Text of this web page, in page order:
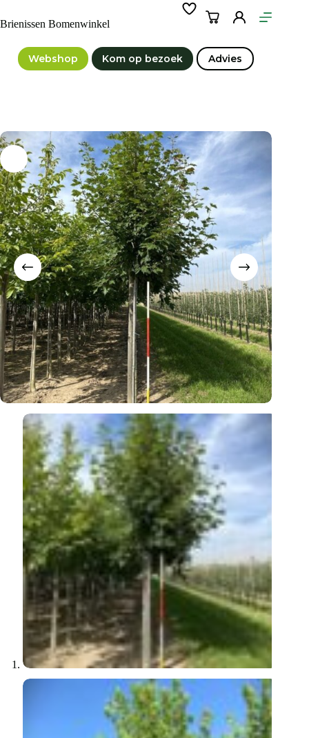
naar
de
Brienissen Bomenwinkel Winkelwagen
Webshop Kom op bezoek Advies